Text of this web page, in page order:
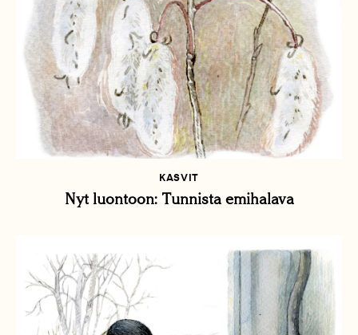
KASVIT
Nyt luontoon: Tunnista emihalava